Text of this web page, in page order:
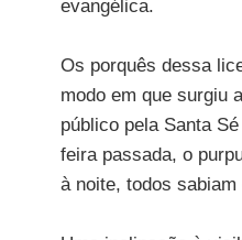
evangélica.
Os porquês dessa
modo em que surgiu
público pela Santa
feira passada, o
à noite, todos sabiam